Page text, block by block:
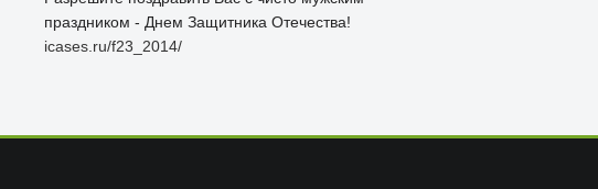
праздником - Днем Защитника Отечества!
icases.ru/f23_2014/